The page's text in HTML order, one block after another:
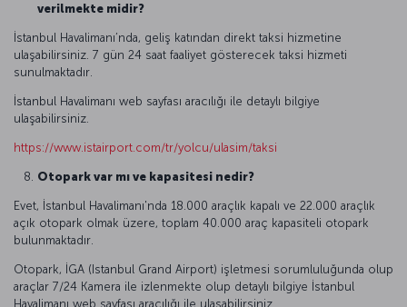
verilmekte midir?
İstanbul Havalimanı’nda, geliş katından direkt taksi hizmetine
ulaşabilirsiniz. 7 gün 24 saat faaliyet gösterecek taksi hizmeti
sunulmaktadır.
İstanbul Havalimanı web sayfası aracılığı ile detaylı bilgiye
ulaşabilirsiniz.
https://www.istairport.com/tr/yolcu/ulasim/taksi
Otopark var mı ve kapasitesi nedir?
Evet, İstanbul Havalimanı'nda 18.000 araçlık kapalı ve 22.000 araçlık
açık otopark olmak üzere, toplam 40.000 araç kapasiteli otopark
bulunmaktadır.
Otopark, İGA (Istanbul Grand Airport) işletmesi sorumluluğunda olup
araçlar 7/24 Kamera ile izlenmekte olup detaylı bilgiye İstanbul
Havalimanı web sayfası aracılığı ile ulaşabilirsiniz.